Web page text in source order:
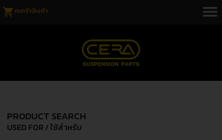
shopping_cart ตะกร้าสินค้า menu
PRODUCT SEARCH
USED FOR / ใช้สำหรับ